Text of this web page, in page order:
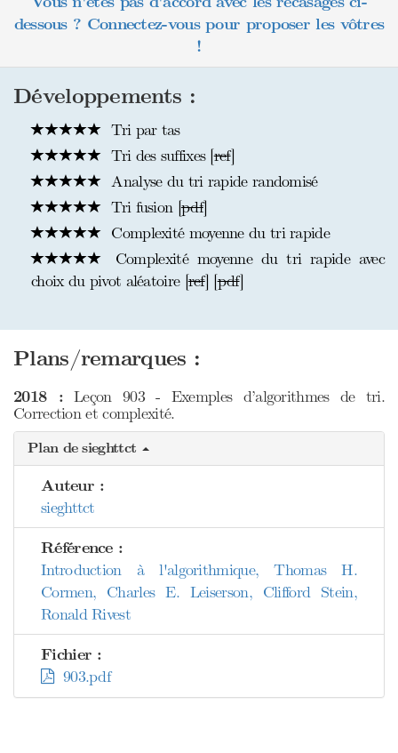
dessous ? Connectez-vous pour proposer les vôtres
!
Développements :
Tri par tas
Tri des suffixes [ref]
Analyse du tri rapide randomisé
Tri fusion [pdf]
Complexité moyenne du tri rapide
Complexité moyenne du tri rapide avec
choix du pivot aléatoire [ref] [pdf]
Plans/remarques :
2018 :Leçon 903 - Exemples d’algorithmes de tri.
Correction et complexité.
Plan de sieghttct
Auteur :
sieghttct
Référence :
Introduction à l'algorithmique, Thomas H.
Cormen, Charles E. Leiserson, Clifford Stein,
Ronald Rivest
Fichier :
903.pdf